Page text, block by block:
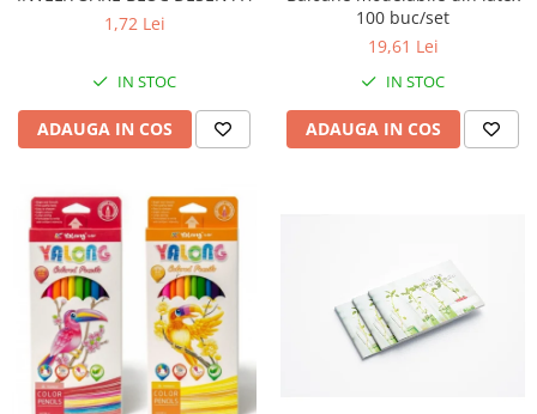
pictura
Carti si caiete de colorat 5%
Creative si craft_x000D_
Penare si Borsete
Rigle si Instrumente geometrie
Carti si caiete de colorat 11%
Carti si caiete de colorat 21%
Seturi de joaca doctor
1,72 Lei
IN STOC
ADAUGA IN COS
100 buc/set
19,61 Lei
IN STOC
ADAUGA IN COS